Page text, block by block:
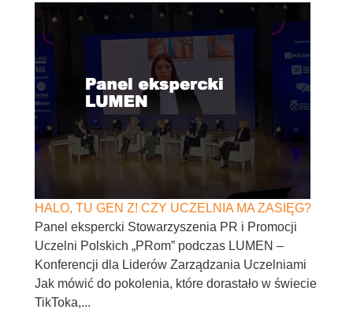
HALO, TU GEN Z! CZY UCZELNIA MA ZASIĘG?
Panel ekspercki Stowarzyszenia PR i Promocji
Uczelni Polskich „PRom” podczas LUMEN –
Konferencji dla Liderów Zarządzania Uczelniami
Jak mówić do pokolenia, które dorastało w świecie
TikToka,...